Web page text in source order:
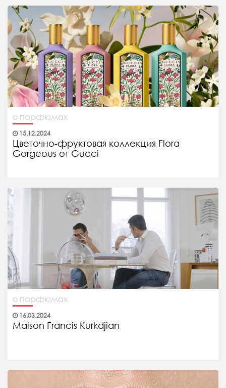
о парфюмах
15.12.2024
Цветочно-фруктовая коллекция Flora
Gorgeous от Gucci
о парфюмах
16.03.2024
Maison Francis Kurkdjian